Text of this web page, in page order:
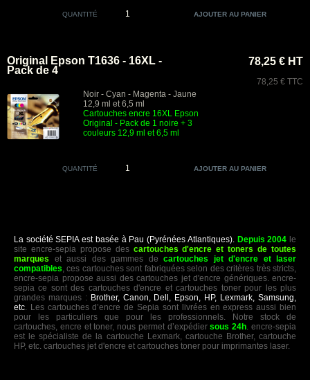
QUANTITÉ
Original Epson T1636 - 16XL -
Pack de 4
Noir - Cyan - Magenta - Jaune
12,9 ml et 6,5 ml
Cartouches encre 16XL Epson
Original - Pack de 1 noire + 3
couleurs 12,9 ml et 6,5 ml
78,25 € HT
78,25 € TTC
QUANTITÉ
La société SEPIA est basée à Pau (Pyrénées Atlantiques). Depuis 2004 le
site encre-sepia propose des cartouches d'encre et toners de toutes
marques et aussi des gammes de cartouches jet d'encre et laser
compatibles, ces cartouches sont fabriquées selon des critères très stricts,
encre-sepia propose aussi des cartouches jet d'encre génériques. encre-
sepia ce sont des cartouches d'encre et cartouches toner pour les plus
grandes marques : Brother, Canon, Dell, Epson, HP, Lexmark, Samsung,
etc. Les cartouches d’encre de Sepia sont livrées en express aussi bien
pour les particuliers que pour les professionnels. Notre stock de
cartouches, encre et toner, nous permet d’expédiersous 24h. encre-sepia
est le spécialiste de la cartouche Lexmark, cartouche Brother, cartouche
HP, etc. cartouches jet d'encre et cartouches toner pour imprimantes laser.